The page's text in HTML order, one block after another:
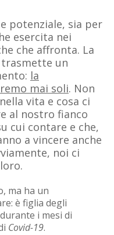
potenziale, sia per
esercita nei
che affronta. La
un
la
mai soli. Non
vita e cosa ci
al nostro fianco
cui contare e che,
a vincere anche
noi ci
ma ha un
è figlia degli
i mesi di
Covid-19.